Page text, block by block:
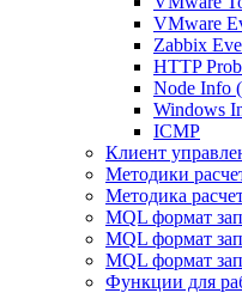
VMware
Zabbix
HTTP
Node Info
Windows
ICMP
Клиент
Методики
Методика
MQL формат
MQL формат
MQL формат
Функции для